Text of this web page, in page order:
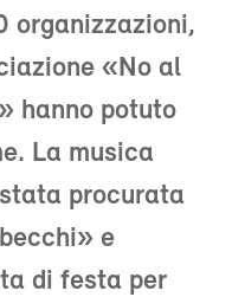
organizzazioni,
«No al
hanno potuto
La musica
procurata
e
di festa per